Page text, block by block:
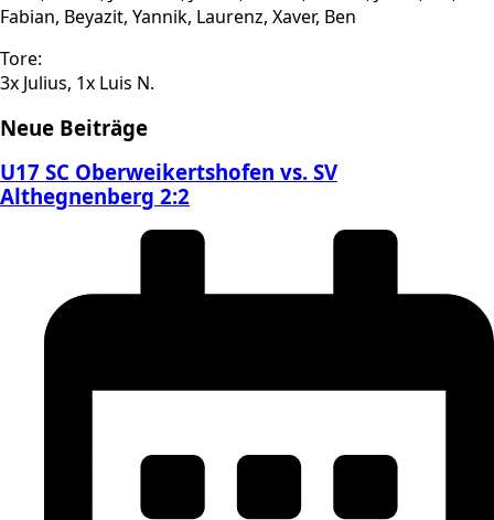
Fabian, Beyazit, Yannik, Laurenz, Xaver, Ben
Tore:
3x Julius, 1x Luis N.
Neue Beiträge
U17 SC Oberweikertshofen vs. SV
Althegnenberg 2:2